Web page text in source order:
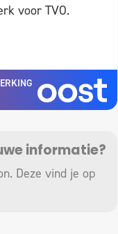
voor TVO.
informatie?
Deze vind je op